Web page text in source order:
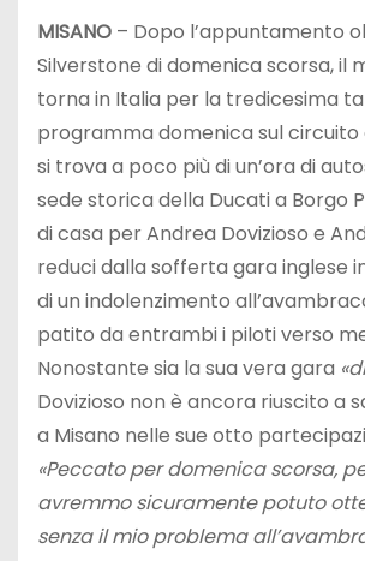
MISANO – Dopo l’appuntamento
Silverstone di domenica scorsa, il
torna in Italia per la tredicesima
programma domenica sul circuito
si trova a poco più di un’ora di
sede storica della Ducati a Borgo
di casa per Andrea Dovizioso e
reduci dalla sofferta gara inglese
di un indolenzimento
patito da entrambi i piloti verso
Nonostante sia la sua vera gara
Dovizioso non è ancora riuscito a
a Misano nelle sue otto
«Peccato per domenica scorsa,
avremmo sicuramente potuto
senza il mio problema